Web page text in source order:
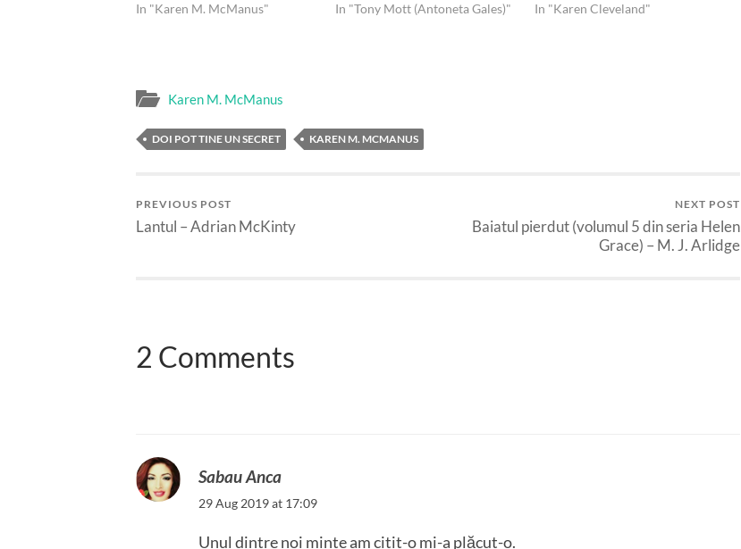
In "Karen M. McManus"
In "Tony Mott (Antoneta Gales)"
In "Karen Cleveland"
Karen M. McManus
DOI POT TINE UN SECRET KAREN M. MCMANUS
PREVIOUS POST
Lantul – Adrian McKinty
NEXT POST
Baiatul pierdut (volumul 5 din seria Helen
Grace) – M. J. Arlidge
2 Comments
Sabau Anca
29 Aug 2019 at 17:09
Unul dintre noi minte am citit-o mi-a plăcut-o.